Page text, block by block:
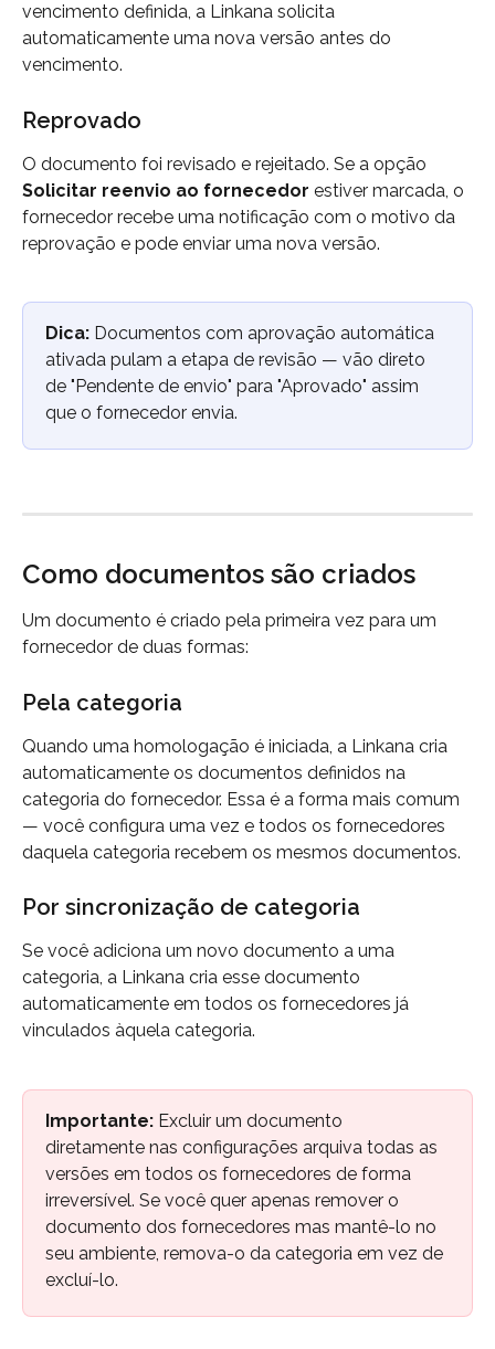
vencimento definida, a Linkana solicita
automaticamente uma nova versão antes do
vencimento.
Reprovado
O documento foi revisado e rejeitado. Se a opção
Solicitar reenvio ao fornecedor estiver marcada, o
fornecedor recebe uma notificação com o motivo da
reprovação e pode enviar uma nova versão.
Dica: Documentos com aprovação automática
ativada pulam a etapa de revisão — vão direto
de "Pendente de envio" para "Aprovado" assim
que o fornecedor envia.
Como documentos são criados
Um documento é criado pela primeira vez para um
fornecedor de duas formas:
Pela categoria
Quando uma homologação é iniciada, a Linkana cria
automaticamente os documentos definidos na
categoria do fornecedor. Essa é a forma mais comum
— você configura uma vez e todos os fornecedores
daquela categoria recebem os mesmos documentos.
Por sincronização de categoria
Se você adiciona um novo documento a uma
categoria, a Linkana cria esse documento
automaticamente em todos os fornecedores já
vinculados àquela categoria.
Importante: Excluir um documento
diretamente nas configurações arquiva todas as
versões em todos os fornecedores de forma
irreversível. Se você quer apenas remover o
documento dos fornecedores mas mantê-lo no
seu ambiente, remova-o da categoria em vez de
excluí-lo.